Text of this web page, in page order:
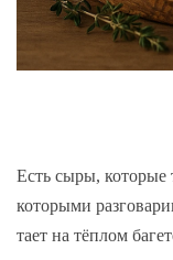
Есть сыры, которые
которыми
тает на тёплом